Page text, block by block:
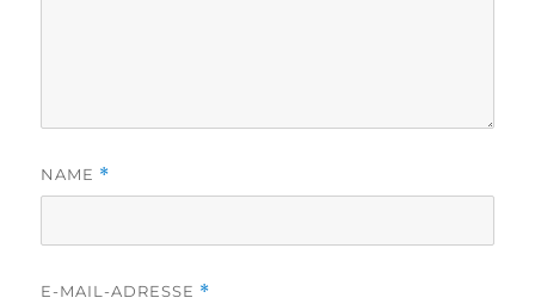
NAME *
E-MAIL-ADRESSE *